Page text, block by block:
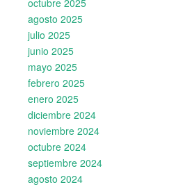
octubre 2025
agosto 2025
julio 2025
junio 2025
mayo 2025
febrero 2025
enero 2025
diciembre 2024
noviembre 2024
octubre 2024
septiembre 2024
agosto 2024